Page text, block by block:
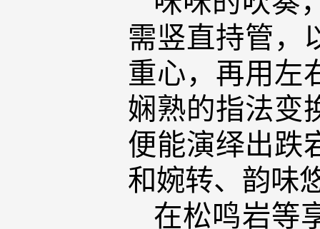
需竖直持管，
重心，再用左
娴熟的指法变
便能演绎出跌
和婉转、韵味
在松鸣岩等